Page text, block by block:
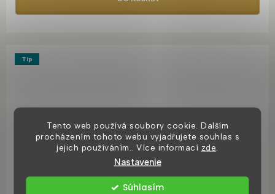
Tento web používá soubory cookie. Dalším
procházením tohoto webu vyjadřujete souhlas s
jejich používáním.. Více informací zde
Nastavenie
Súhlasím
Tip